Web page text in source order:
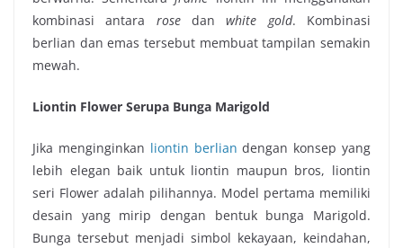
kombinasi antara rosedanwhite gold. Kombinasi
berlian dan emas tersebut membuat tampilan semakin
mewah.
Liontin Flower Serupa Bunga Marigold
Jika menginginkan liontin berlian dengan konsep yang
lebih elegan baik untuk liontin maupun bros, liontin
seri Flower adalah pilihannya. Model pertama memiliki
desain yang mirip dengan bentuk bunga Marigold.
Bunga tersebut menjadi simbol kekayaan, keindahan,